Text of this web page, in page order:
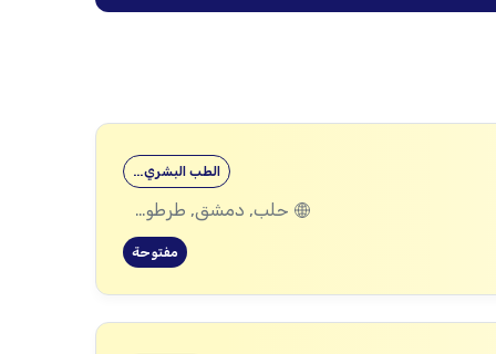
الطب البشري…
حلب, دمشق, طرطوس, ريف دمشق, ديرالزور, درعا, السويداء, إدلب, القنيطرة, اللاذقية, الرقة, حمص, الحسكة, حماة
مفتوحة